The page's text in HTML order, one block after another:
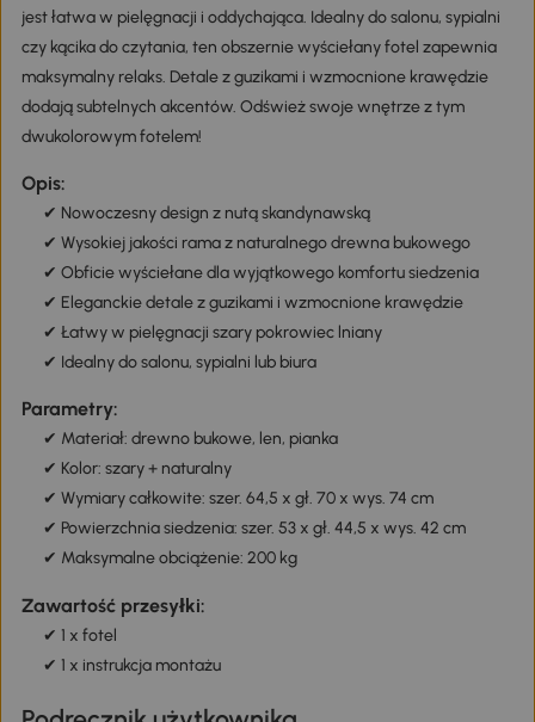
jest łatwa w pielęgnacji i oddychająca. Idealny do salonu, sypialni
czy kącika do czytania, ten obszernie wyściełany fotel zapewnia
maksymalny relaks. Detale z guzikami i wzmocnione krawędzie
dodają subtelnych akcentów. Odśwież swoje wnętrze z tym
dwukolorowym fotelem!
Opis:
✔ Nowoczesny design z nutą skandynawską
✔ Wysokiej jakości rama z naturalnego drewna bukowego
✔ Obficie wyściełane dla wyjątkowego komfortu siedzenia
✔ Eleganckie detale z guzikami i wzmocnione krawędzie
✔ Łatwy w pielęgnacji szary pokrowiec lniany
✔ Idealny do salonu, sypialni lub biura
Parametry:
✔ Materiał: drewno bukowe, len, pianka
✔ Kolor: szary + naturalny
✔ Wymiary całkowite: szer. 64,5 x gł. 70 x wys. 74 cm
✔ Powierzchnia siedzenia: szer. 53 x gł. 44,5 x wys. 42 cm
✔ Maksymalne obciążenie: 200 kg
Zawartość przesyłki:
✔ 1 x fotel
✔ 1 x instrukcja montażu